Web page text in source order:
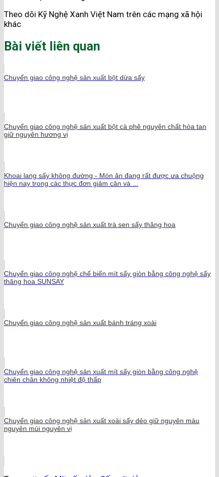
Theo dõi Kỹ Nghệ Xanh Việt Nam trên các mạng xã hội
khác
Bài viết liên quan
Chuyển giao công nghệ sản xuất bột dừa sấy
Chuyển giao công nghệ sản xuất bột cà phê nguyên chất hòa tan
giữ nguyên hương vị
Khoai lang sấy không đường - Món ăn đang rất được ưa chuộng
hiện nay trong các thực đơn giảm cân và ...
Chuyển giao công nghệ sản xuất trà sen sấy thăng hoa
Chuyển giao công nghệ chế biến mít sấy giòn bằng công nghệ sấy
thăng hoa SUNSAY
Chuyển giao công nghệ sản xuất bánh tráng xoài
Chuyển giao công nghệ sản xuất mít sấy giòn bằng công nghệ
chiên chân không nhiệt độ thấp
Chuyển giao công nghệ sản xuất xoài sấy dẻo giữ nguyên màu
nguyên mùi nguyên vị